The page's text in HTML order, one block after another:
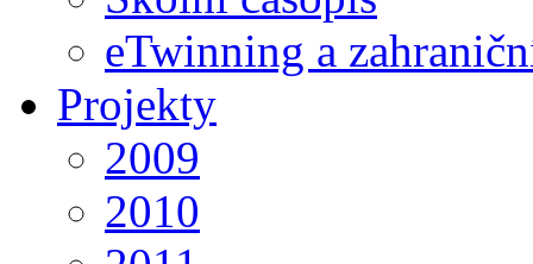
eTwinning a
Projekty
2009
2010